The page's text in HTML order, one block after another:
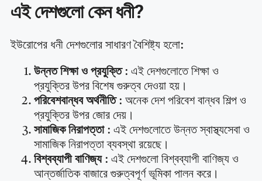
এই দেশগুলো কেন ধনী?
ইউরোপের ধনী দেশগুলোর সাধারণ বৈশিষ্ট্য হলো:
উন্নত শিক্ষা ও প্রযুক্তি : এই দেশগুলোতে শিক্ষা ও
প্রযুক্তির উপর বিশেষ গুরুত্ব দেওয়া হয়।
পরিবেশবান্ধব অর্থনীতি : অনেক দেশ পরিবেশ বান্ধব শিল্প ও
প্রযুক্তির উপর জোর দেয়।
সামাজিক নিরাপত্তা : এই দেশগুলোতে উন্নত স্বাস্থ্যসেবা ও
সামাজিক নিরাপত্তা ব্যবস্থা রয়েছে।
বিশ্বব্যাপী বাণিজ্য : এই দেশগুলো বিশ্বব্যাপী বাণিজ্য ও
আন্তর্জাতিক বাজারে গুরুত্বপূর্ণ ভূমিকা পালন করে।